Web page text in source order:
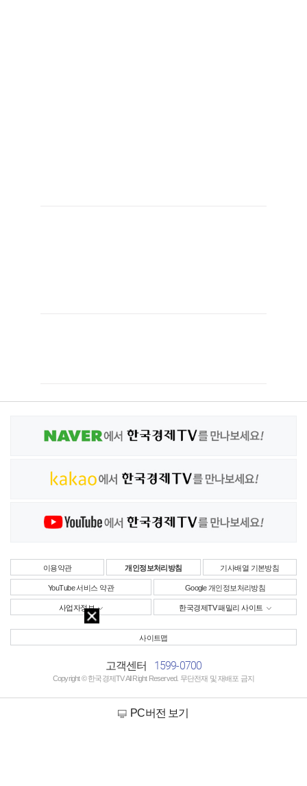
이용약관 개인정보처리방침 기사배열 기본방침
YouTube 서비스 약관 Google 개인정보처리방침
사업자정보 한국경제TV 패밀리 사이트
사이트맵
고객센터 1599-0700
Copyright © 한국경제TV All Right Reserved. 무단전재 및 재배포 금지
PC버전 보기